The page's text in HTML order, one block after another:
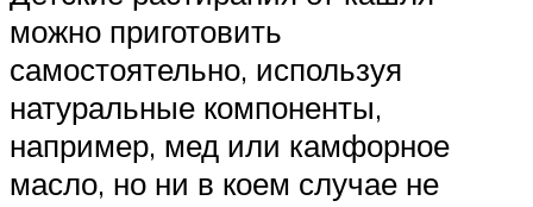
можно приготовить
самостоятельно, используя
натуральные компоненты,
например, мед или камфорное
масло, но ни в коем случае не